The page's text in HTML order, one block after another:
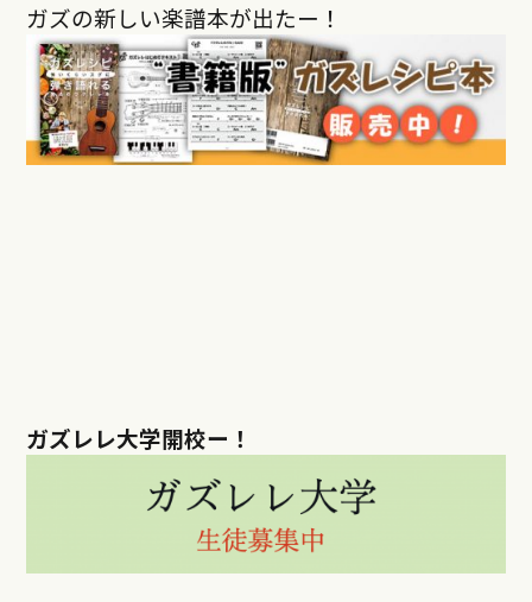
ガズの新しい楽譜本が出たー！
ガズレレ大学開校ー！